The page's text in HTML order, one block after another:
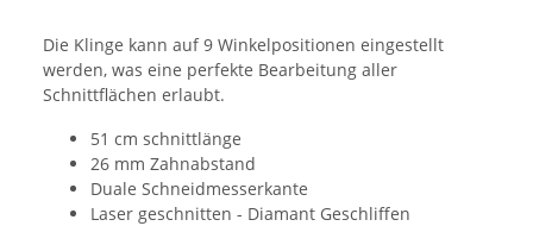
Die Klinge kann auf 9 Winkelpositionen eingestellt
werden, was eine perfekte Bearbeitung aller
Schnittflächen erlaubt.
51 cm schnittlänge
26 mm Zahnabstand
Duale Schneidmesserkante
Laser geschnitten - Diamant Geschliffen